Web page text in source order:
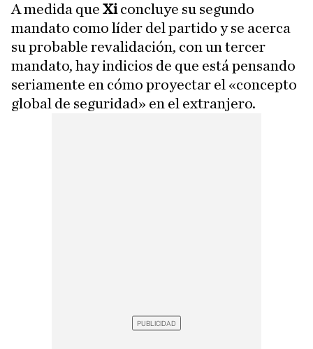
A medida que Xiconcluye su segundo
mandato como líder del partido y se acerca
su probable revalidación, con un tercer
mandato, hay indicios de que está pensando
seriamente en cómo proyectar el «concepto
global de seguridad» en el extranjero.